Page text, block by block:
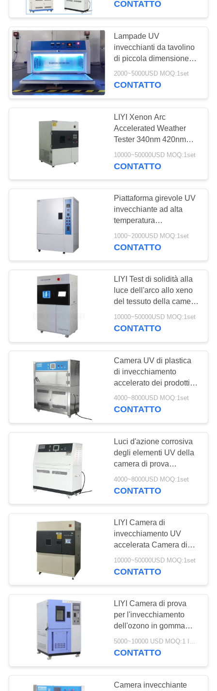
Camera di umidità
di temperatura
17
Passeggiata in
camera di prova
Camera di ESS
macchina
impermeabile della
prova
Camera di prova di
stabilità della droga
4
Camera difficile
della batteria
CONTATTO
Lampade UV
invecchianti da tavolino
di piccola dimensione
della camera di prova
UVA340 UVB313
2000~5000USD MOQ:1set
CONTATTO
LIYI Xenon Arc
Accelerated Weather
Tester 340nm 420nm
300-400nm Opzionale
10000~50000USD MOQ:1set
CONTATTO
Piattaforma girevole UV
invecchiante ad alta
temperatura
ASTMD1148 della
lampada della camera di
1000~2000USD MOQ:1set
CONTATTO
LIYI Test di solidità alla
luce dell'arco allo xeno
del tessuto della camera
di prova per
l'invecchiamento
10000~50000USD MOQ:1set
CONTATTO
Camera UV di plastica
di invecchiamento
accelerato dei prodotti
UVA340 della grande di
dimensione di LIYI di
4000~8000USD MOQ:1set
CONTATTO
Luci d'azione corrosiva
degli elementi UV della
camera di prova
UVA340 UVB313
UVA351 di norma di LIYI
4000~8000USD MOQ:1set
CONTATTO
LIYI Camera di
invecchiamento UV
accelerata Camera di
prova per agenti
atmosferici UV in acciaio
10000~50000USD MOQ:1set
CONTATTO
LIYI Camera di prova
per l'invecchiamento
dell'ozono in gomma
Camera di prova per
ozono Test di resistenza
gomma
5000~10000 USD MOQ:1 INSIEME
CONTATTO
Camera invecchiante